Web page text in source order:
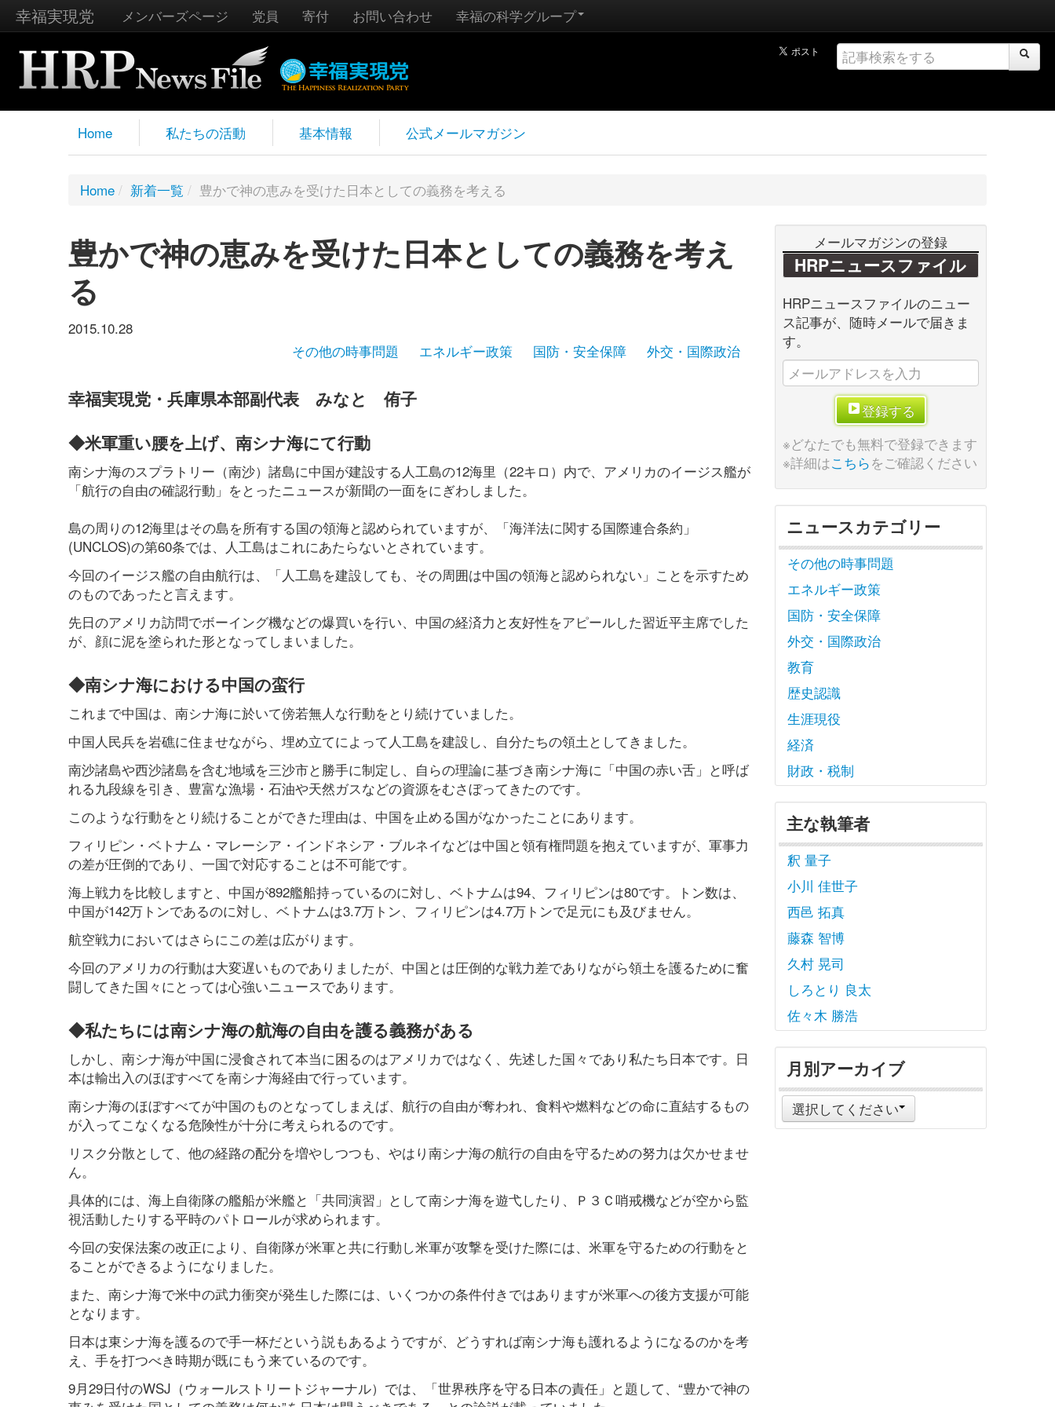
幸福実現党 メンバーズページ 党員 寄付 お問い合わせ 幸福の科学グループ
Home 私たちの活動 基本情報 公式メールマガジン
Home / 新着一覧 / 豊かで神の恵みを受けた日本としての義務を考える
豊かで神の恵みを受けた日本としての義務を考え
る
2015.10.28
その他の時事問題
エネルギー政策 国防・安全保障 外交・国際政治
幸福実現党・兵庫県本部副代表 みなと 侑子
◆米軍重い腰を上げ、南シナ海にて行動
南シナ海のスプラトリー（南沙）諸島に中国が建設する人工島の12海里（22キロ）内で、アメリカのイージス艦が
「航行の自由の確認行動」をとったニュースが新聞の一面をにぎわしました。
島の周りの12海里はその島を所有する国の領海と認められていますが、「海洋法に関する国際連合条約」
(UNCLOS)の第60条では、人工島はこれにあたらないとされています。
今回のイージス艦の自由航行は、「人工島を建設しても、その周囲は中国の領海と認められない」ことを示すため
のものであったと言えます。
先日のアメリカ訪問でボーイング機などの爆買いを行い、中国の経済力と友好性をアピールした習近平主席でした
が、顔に泥を塗られた形となってしまいました。
◆南シナ海における中国の蛮行
これまで中国は、南シナ海に於いて傍若無人な行動をとり続けていました。
中国人民兵を岩礁に住ませながら、埋め立てによって人工島を建設し、自分たちの領土としてきました。
南沙諸島や西沙諸島を含む地域を三沙市と勝手に制定し、自らの理論に基づき南シナ海に「中国の赤い舌」と呼ば
れる九段線を引き、豊富な漁場・石油や天然ガスなどの資源をむさぼってきたのです。
このような行動をとり続けることができた理由は、中国を止める国がなかったことにあります。
フィリピン・ベトナム・マレーシア・インドネシア・ブルネイなどは中国と領有権問題を抱えていますが、軍事力
の差が圧倒的であり、一国で対応することは不可能です。
海上戦力を比較しますと、中国が892艦船持っているのに対し、ベトナムは94、フィリピンは80です。トン数は、
中国が142万トンであるのに対し、ベトナムは3.7万トン、フィリピンは4.7万トンで足元にも及びません。
航空戦力においてはさらにこの差は広がります。
今回のアメリカの行動は大変遅いものでありましたが、中国とは圧倒的な戦力差でありながら領土を護るために奮
闘してきた国々にとっては心強いニュースであります。
◆私たちには南シナ海の航海の自由を護る義務がある
しかし、南シナ海が中国に浸食されて本当に困るのはアメリカではなく、先述した国々であり私たち日本です。日
本は輸出入のほぼすべてを南シナ海経由で行っています。
南シナ海のほぼすべてが中国のものとなってしまえば、航行の自由が奪われ、食料や燃料などの命に直結するもの
が入ってこなくなる危険性が十分に考えられるのです。
リスク分散として、他の経路の配分を増やしつつも、やはり南シナ海の航行の自由を守るための努力は欠かせませ
ん。
具体的には、海上自衛隊の艦船が米艦と「共同演習」として南シナ海を遊弋したり、Ｐ３Ｃ哨戒機などが空から監
視活動したりする平時のパトロールが求められます。
今回の安保法案の改正により、自衛隊が米軍と共に行動し米軍が攻撃を受けた際には、米軍を守るための行動をと
ることができるようになりました。
また、南シナ海で米中の武力衝突が発生した際には、いくつかの条件付きではありますが米軍への後方支援が可能
となります。
日本は東シナ海を護るので手一杯だという説もあるようですが、どうすれば南シナ海も護れるようになるのかを考
え、手を打つべき時期が既にもう来ているのです。
9月29日付のWSJ（ウォールストリートジャーナル）では、「世界秩序を守る日本の責任」と題して、“豊かで神の
メールマガジンの登録
HRPニュースファイル
HRPニュースファイルのニュー
ス記事が、随時メールで届きま
す。
登録する
※どなたでも無料で登録できます
※詳細はこちらをご確認ください
ニュースカテゴリー
その他の時事問題
エネルギー政策
国防・安全保障
外交・国際政治
教育
歴史認識
生涯現役
経済
財政・税制
主な執筆者
釈 量子
小川 佳世子
西邑 拓真
藤森 智博
久村 晃司
しろとり 良太
佐々木 勝浩
月別アーカイブ
選択してください